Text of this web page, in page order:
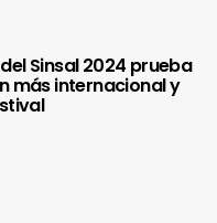
Sinsal 2024 prueba
más internacional y